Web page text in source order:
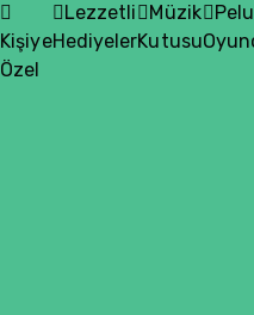
Kişiye
Özel
Lezzetli
Hediyeler
Müzik
Kutusu